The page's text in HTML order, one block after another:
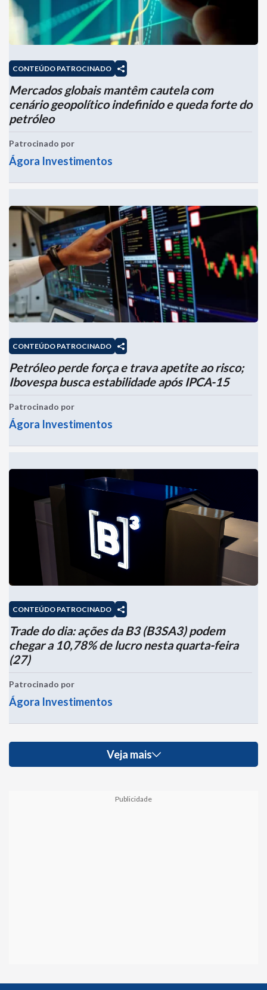
CONTEÚDO PATROCINADO
Mercados globais mantêm cautela com
cenário geopolítico indefinido e queda forte do
petróleo
Patrocinado por
Ágora Investimentos
CONTEÚDO PATROCINADO
Petróleo perde força e trava apetite ao risco;
Ibovespa busca estabilidade após IPCA-15
Patrocinado por
Ágora Investimentos
CONTEÚDO PATROCINADO
Trade do dia: ações da B3 (B3SA3) podem
chegar a 10,78% de lucro nesta quarta-feira
(27)
Patrocinado por
Ágora Investimentos
Veja mais
Publicidade